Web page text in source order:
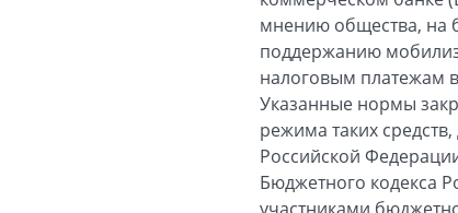
мнению общества, на
поддержанию
налоговым платежам
Указанные нормы
режима таких
Российской
Бюджетного кодекса